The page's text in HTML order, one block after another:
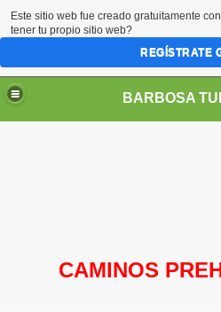
BARBOSA
CAMINOS
Este sitio web fue creado gratuitamente con
tener tu propio sitio web?
REGÍSTRATE